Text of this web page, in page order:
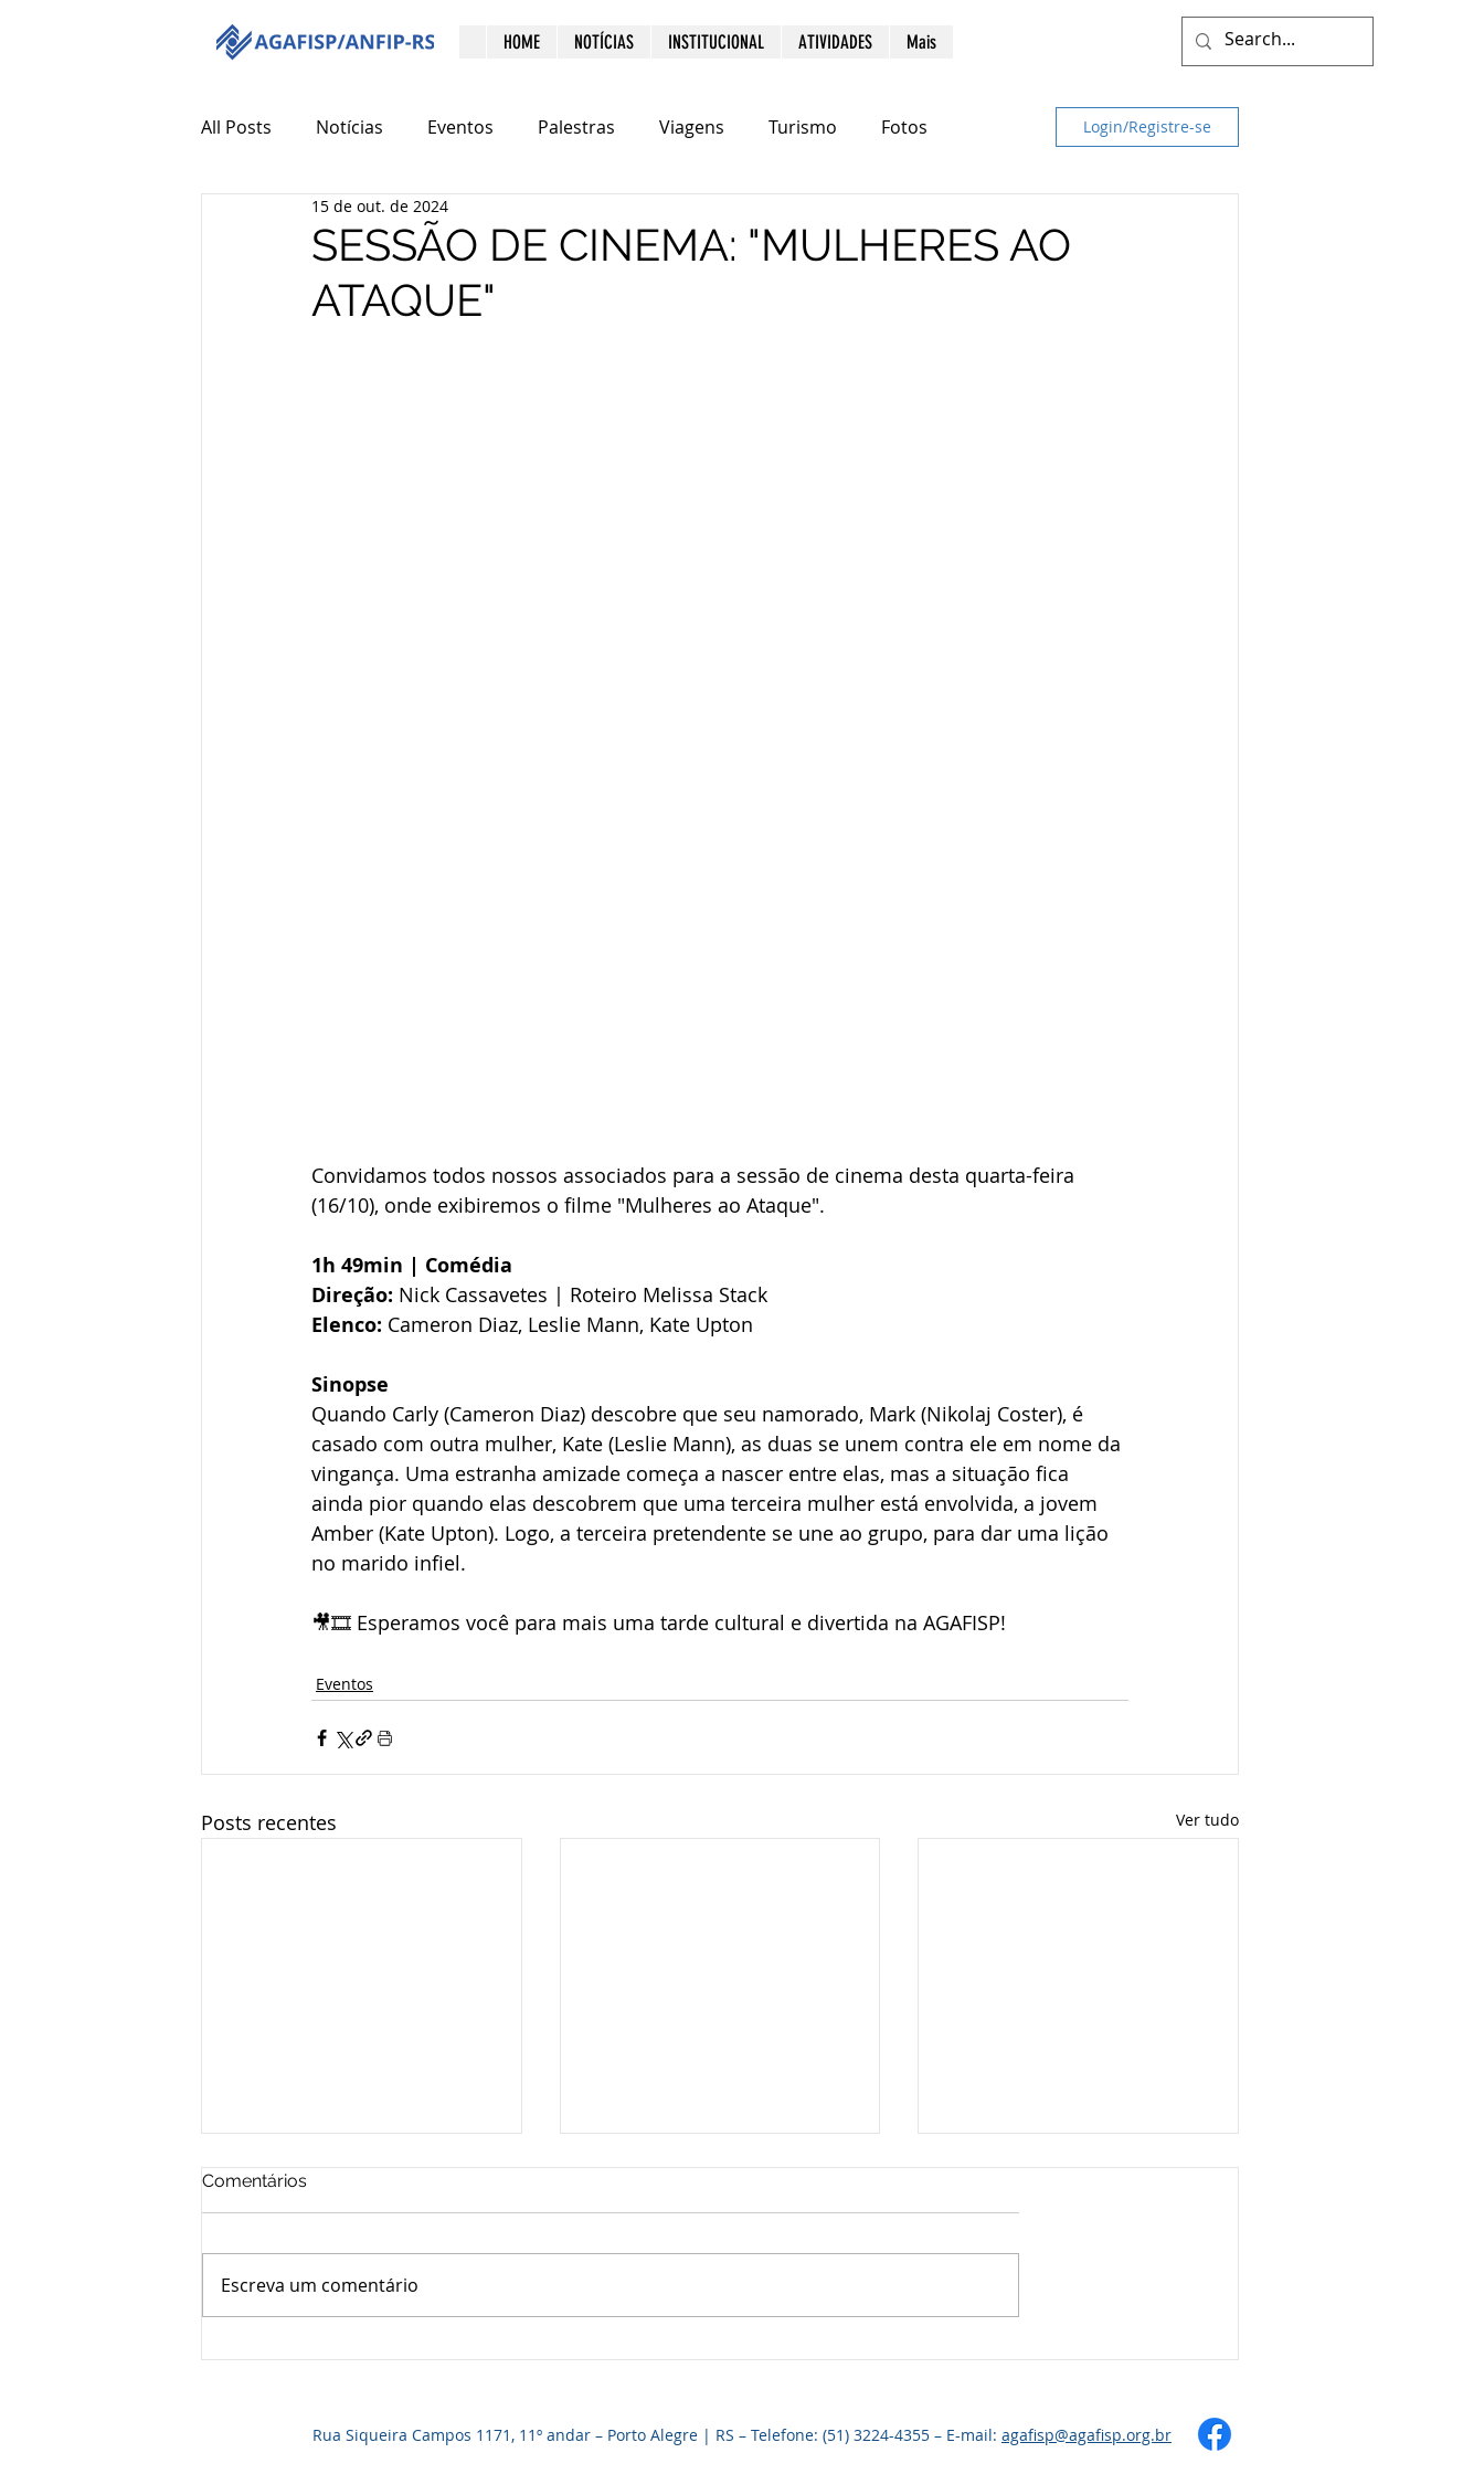
HOME NOTÍCIAS INSTITUCIONAL ATIVIDADES Mais
All Posts Notícias Eventos Palestras Viagens Turismo Fotos Login/Registre-se
SESSÃO DE CINEMA: "MULHERES AO
ATAQUE"
15 de out. de 2024
Convidamos todos nossos associados para a sessão de cinema desta quarta-feira
(16/10), onde exibiremos o filme "Mulheres ao Ataque".
1h 49min | Comédia
Direção: Nick Cassavetes | Roteiro Melissa Stack
Elenco: Cameron Diaz, Leslie Mann, Kate Upton
Sinopse
Quando Carly (Cameron Diaz) descobre que seu namorado, Mark (Nikolaj Coster), é
casado com outra mulher, Kate (Leslie Mann), as duas se unem contra ele em nome da
vingança. Uma estranha amizade começa a nascer entre elas, mas a situação fica
ainda pior quando elas descobrem que uma terceira mulher está envolvida, a jovem
Amber (Kate Upton). Logo, a terceira pretendente se une ao grupo, para dar uma lição
no marido infiel.
🎥🎞 Esperamos você para mais uma tarde cultural e divertida na AGAFISP!
Eventos
Posts recentes Ver tudo
Comentários
Escreva um comentário
Rua Siqueira Campos 1171, 11º andar – Porto Alegre | RS – Telefone: (51) 3224-4355 – E-mail: agafisp@agafisp.org.br